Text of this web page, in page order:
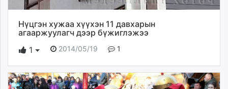
Нүцгэн хужаа хүүхэн 11 давхарын
агааржуулагч дээр бүжиглэжээ
1
2014/05/19 1